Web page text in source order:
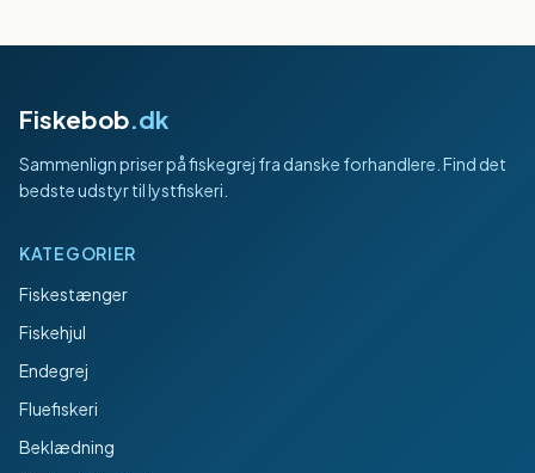
Fiskebob.dk
Sammenlign priser på fiskegrej fra danske forhandlere. Find det
bedste udstyr til lystfiskeri.
KATEGORIER
Fiskestænger
Fiskehjul
Endegrej
Fluefiskeri
Beklædning